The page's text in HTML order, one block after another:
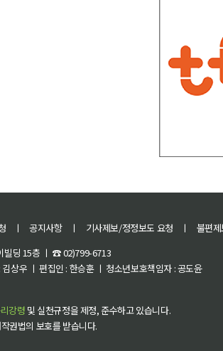
ㅣ 공지사항 ㅣ 기사제보/정정보도 요청 ㅣ 불편제
빌딩 15층 ㅣ ☎ 02)799-6713
상우 ㅣ 편집인 : 한승훈 ㅣ 청소년보호책임자 : 공도윤
강령 및 실천규정을 제정, 준수하고 있습니다.
권법의 보호를 받습니다.